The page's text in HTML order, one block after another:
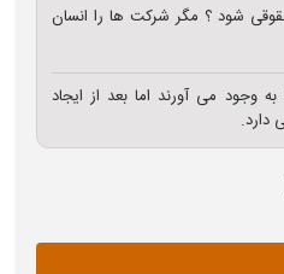
شود ؟ مگر شرکت ها را انسان
به وجود می آورند اما بعد از ایجاد